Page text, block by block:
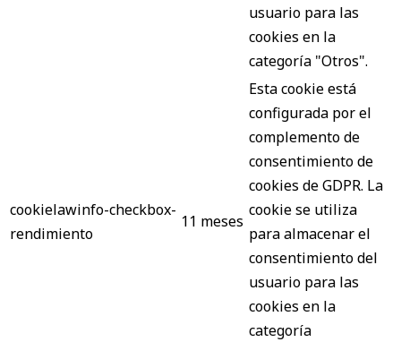
usuario para las
cookies en la
categoría "Otros".
cookielawinfo-checkbox-
rendimiento
11 meses
Esta cookie está
configurada por el
complemento de
consentimiento de
cookies de GDPR. La
cookie se utiliza
para almacenar el
consentimiento del
usuario para las
cookies en la
categoría